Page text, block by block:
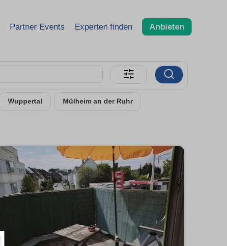
Partner Events Experten finden Anbieten
Wuppertal Mülheim an der Ruhr